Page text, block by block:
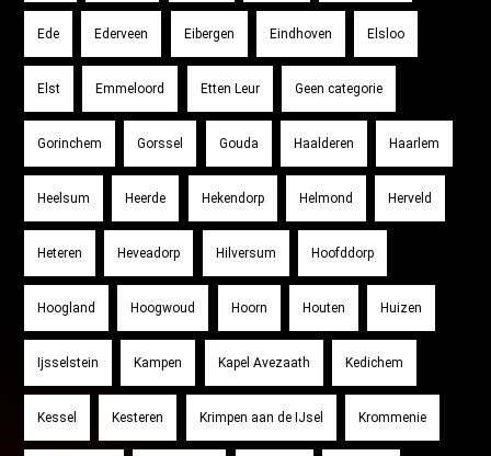
Ede Ederveen Eibergen Eindhoven Elsloo
Elst Emmeloord Etten Leur Geen categorie
Gorinchem Gorssel Gouda Haalderen Haarlem
Heelsum Heerde Hekendorp Helmond Herveld
Heteren Heveadorp Hilversum Hoofddorp
Hoogland Hoogwoud Hoorn Houten Huizen
Ijsselstein Kampen Kapel Avezaath Kedichem
Kessel Kesteren Krimpen aan de IJsel Krommenie